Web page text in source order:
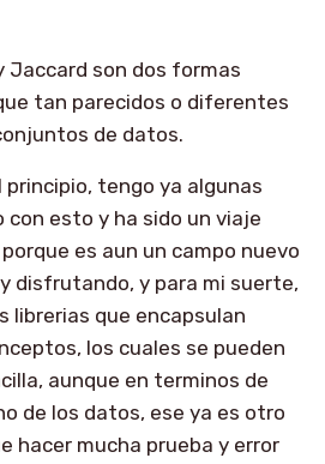
Jaccard son dos formas
tan parecidos o diferentes
de datos.
principio, tengo ya algunas
esto y ha sido un viaje
es aun un campo nuevo
disfrutando, y para mi suerte,
librerias que encapsulan
los cuales se pueden
aunque en terminos de
de los datos, ese ya es otro
hacer mucha prueba y error